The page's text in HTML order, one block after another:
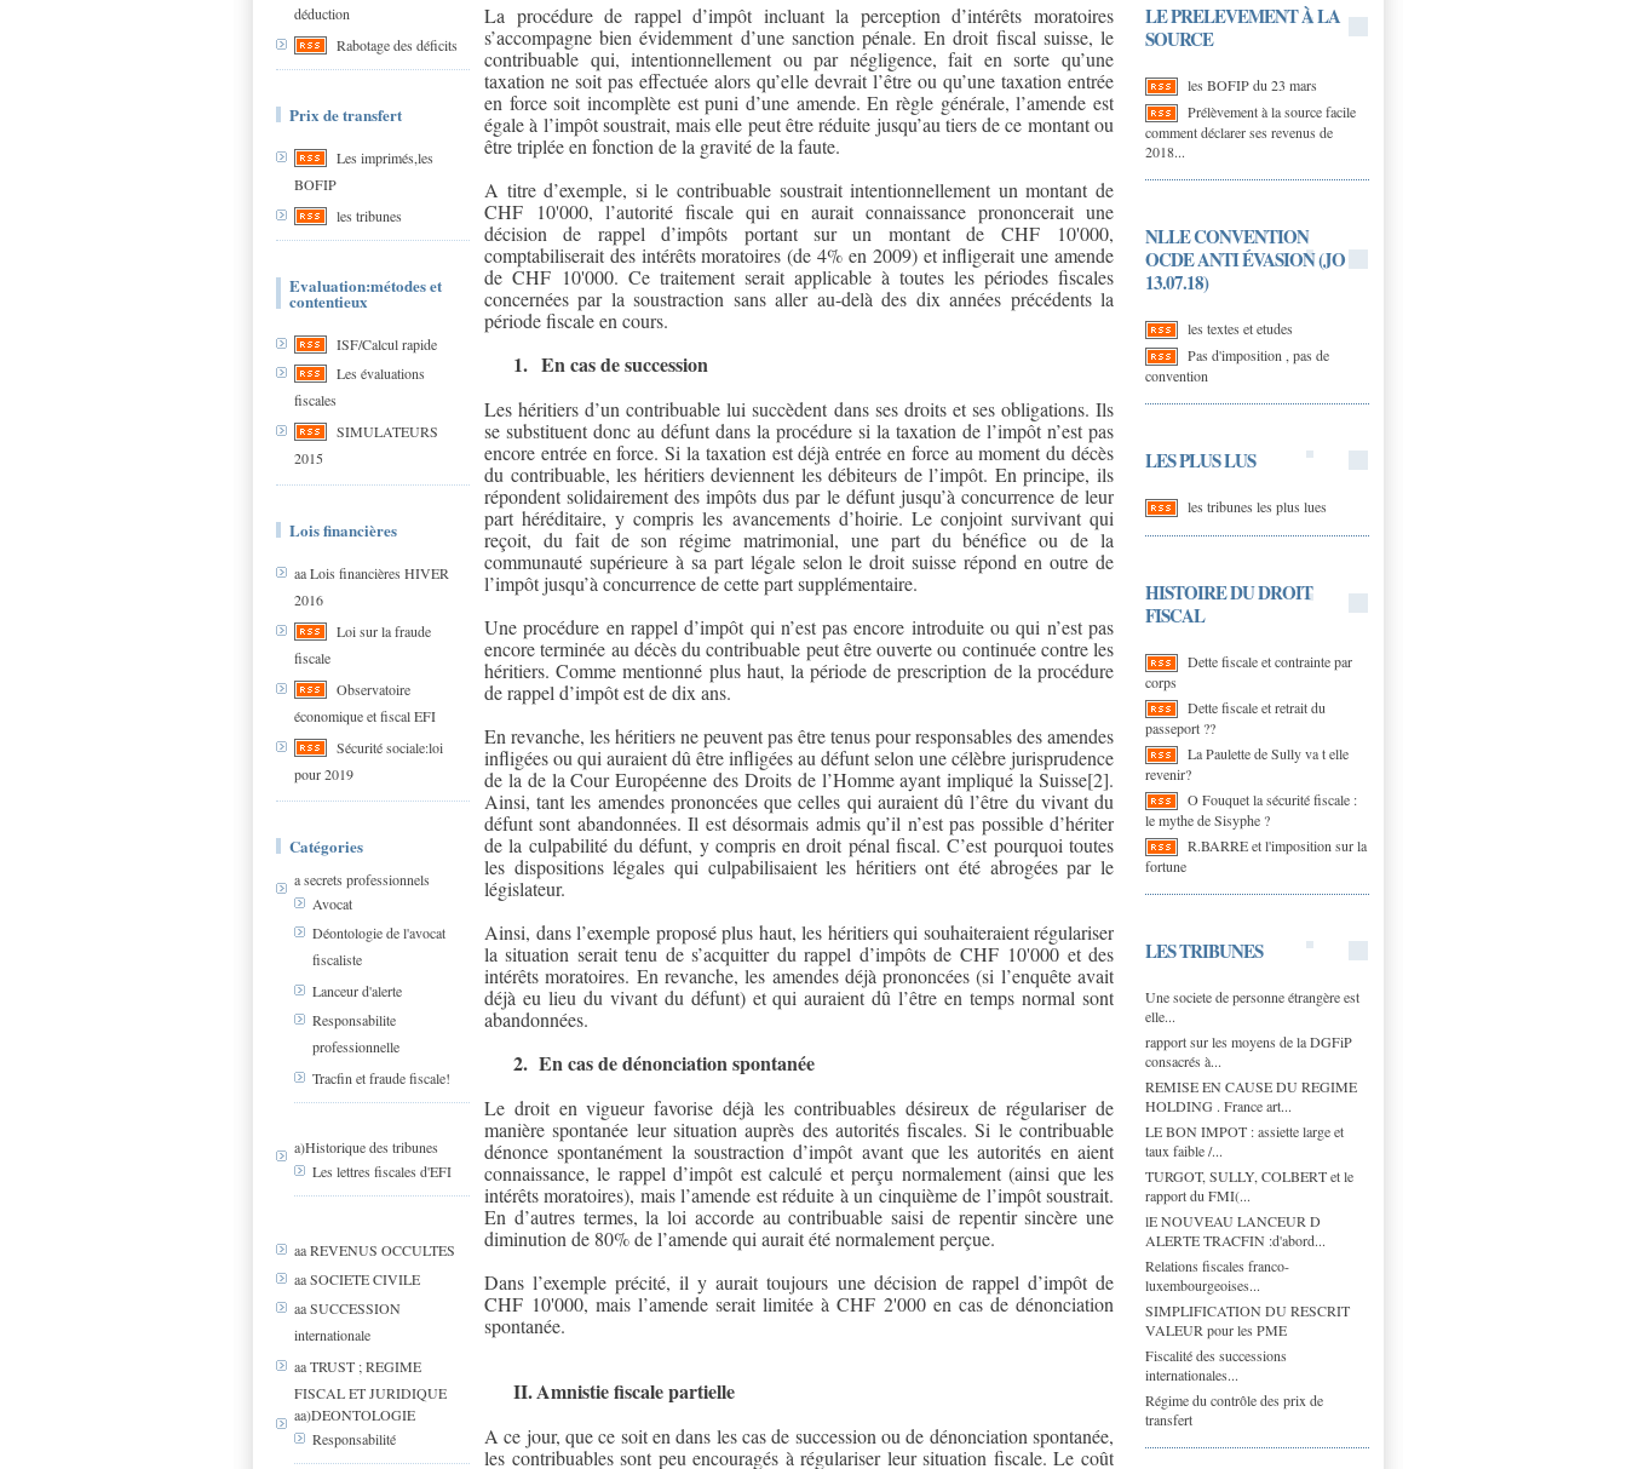
déduction
Rabotage des déficits
Prix de transfert
Les imprimés,les
BOFIP
les tribunes
Evaluation:métodes et
contentieux
ISF/Calcul rapide
Les évaluations
fiscales
SIMULATEURS
2015
Lois financières
aa Lois financières HIVER
2016
Loi sur la fraude
fiscale
Observatoire
économique et fiscal EFI
Sécurité sociale:loi
pour 2019
Catégories
a secrets professionnels
Avocat
Déontologie de l'avocat
fiscaliste
Lanceur d'alerte
Responsabilite
professionnelle
Tracfin et fraude fiscale!
a)Historique des tribunes
Les lettres fiscales d'EFI
aa REVENUS OCCULTES
aa SOCIETE CIVILE
aa SUCCESSION
internationale
aa TRUST ; REGIME
FISCAL ET JURIDIQUE
aa)DEONTOLOGIE
Responsabilité
LE PRELEVEMENT À LA
SOURCE
les BOFIP du 23 mars
Prélèvement à la source facile
comment déclarer ses revenus de
2018...
NLLE CONVENTION
OCDE ANTI ÉVASION (JO
13.07.18)
les textes et etudes
Pas d'imposition , pas de
convention
LES PLUS LUS
les tribunes les plus lues
HISTOIRE DU DROIT
FISCAL
Dette fiscale et contrainte par
corps
Dette fiscale et retrait du
passeport ??
La Paulette de Sully va t elle
revenir?
O Fouquet la sécurité fiscale :
le mythe de Sisyphe ?
R.BARRE et l'imposition sur la
fortune
LES TRIBUNES
Une societe de personne étrangère est
elle...
rapport sur les moyens de la DGFiP
consacrés à...
REMISE EN CAUSE DU REGIME
HOLDING . France art...
LE BON IMPOT : assiette large et
taux faible /...
TURGOT, SULLY, COLBERT et le
rapport du FMI(...
lE NOUVEAU LANCEUR D
ALERTE TRACFIN :d'abord...
Relations fiscales franco-
luxembourgeoises...
SIMPLIFICATION DU RESCRIT
VALEUR pour les PME
Fiscalité des successions
internationales...
Régime du contrôle des prix de
transfert
La procédure de rappel d’impôt incluant la perception d’intérêts moratoires
s’accompagne bien évidemment d’une sanction pénale. En droit fiscal suisse, le
contribuable qui, intentionnellement ou par négligence, fait en sorte qu’une
taxation ne soit pas effectuée alors qu’elle devrait l’être ou qu’une taxation entrée
en force soit incomplète est puni d’une amende. En règle générale, l’amende est
égale à l’impôt soustrait, mais elle peut être réduite jusqu’au tiers de ce montant ou
être triplée en fonction de la gravité de la faute.
A titre d’exemple, si le contribuable soustrait intentionnellement un montant de
CHF 10'000, l’autorité fiscale qui en aurait connaissance prononcerait une
décision de rappel d’impôts portant sur un montant de CHF 10'000,
comptabiliserait des intérêts moratoires (de 4% en 2009) et infligerait une amende
de CHF 10'000. Ce traitement serait applicable à toutes les périodes fiscales
concernées par la soustraction sans aller au-delà des dix années précédents la
période fiscale en cours.
1. En cas de succession
Les héritiers d’un contribuable lui succèdent dans ses droits et ses obligations. Ils
se substituent donc au défunt dans la procédure si la taxation de l’impôt n’est pas
encore entrée en force. Si la taxation est déjà entrée en force au moment du décès
du contribuable, les héritiers deviennent les débiteurs de l’impôt. En principe, ils
répondent solidairement des impôts dus par le défunt jusqu’à concurrence de leur
part héréditaire, y compris les avancements d’hoirie. Le conjoint survivant qui
reçoit, du fait de son régime matrimonial, une part du bénéfice ou de la
communauté supérieure à sa part légale selon le droit suisse répond en outre de
l’impôt jusqu’à concurrence de cette part supplémentaire.
Une procédure en rappel d’impôt qui n’est pas encore introduite ou qui n’est pas
encore terminée au décès du contribuable peut être ouverte ou continuée contre les
héritiers. Comme mentionné plus haut, la période de prescription de la procédure
de rappel d’impôt est de dix ans.
En revanche, les héritiers ne peuvent pas être tenus pour responsables des amendes
infligées ou qui auraient dû être infligées au défunt selon une célèbre jurisprudence
de la de la Cour Européenne des Droits de l’Homme ayant impliqué la Suisse[2].
Ainsi, tant les amendes prononcées que celles qui auraient dû l’être du vivant du
défunt sont abandonnées. Il est désormais admis qu’il n’est pas possible d’hériter
de la culpabilité du défunt, y compris en droit pénal fiscal. C’est pourquoi toutes
les dispositions légales qui culpabilisaient les héritiers ont été abrogées par le
législateur.
Ainsi, dans l’exemple proposé plus haut, les héritiers qui souhaiteraient régulariser
la situation serait tenu de s’acquitter du rappel d’impôts de CHF 10'000 et des
intérêts moratoires. En revanche, les amendes déjà prononcées (si l’enquête avait
déjà eu lieu du vivant du défunt) et qui auraient dû l’être en temps normal sont
abandonnées.
2. En cas de dénonciation spontanée
Le droit en vigueur favorise déjà les contribuables désireux de régulariser de
manière spontanée leur situation auprès des autorités fiscales. Si le contribuable
dénonce spontanément la soustraction d’impôt avant que les autorités en aient
connaissance, le rappel d’impôt est calculé et perçu normalement (ainsi que les
intérêts moratoires), mais l’amende est réduite à un cinquième de l’impôt soustrait.
En d’autres termes, la loi accorde au contribuable saisi de repentir sincère une
diminution de 80% de l’amende qui aurait été normalement perçue.
Dans l’exemple précité, il y aurait toujours une décision de rappel d’impôt de
CHF 10'000, mais l’amende serait limitée à CHF 2'000 en cas de dénonciation
spontanée.
II.Amnistie fiscale partielle
A ce jour, que ce soit en dans les cas de succession ou de dénonciation spontanée,
les contribuables sont peu encouragés à régulariser leur situation fiscale. Le coût